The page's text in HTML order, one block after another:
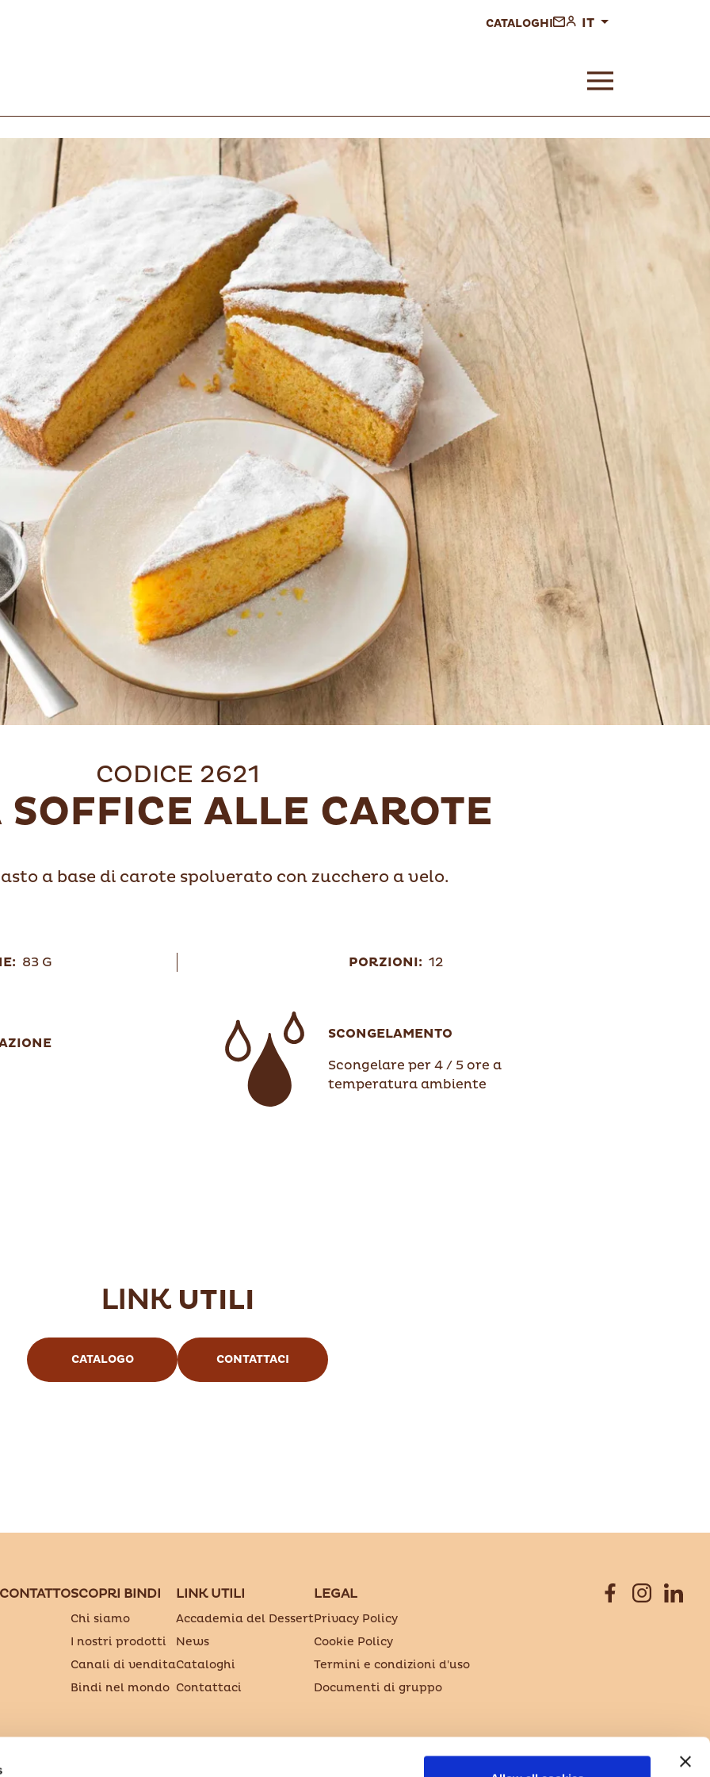
CATALOGHI IT
CODICE 2621
SOFFICE ALLE CAROTE
a base di carote spolverato con zucchero a velo.
83 G PORZIONI: 12
SCONGELAMENTO
Scongelare per 4 / 5 ore a
temperatura ambiente
LINK UTILI
CATALOGO CONTATTACI
SCOPRI BINDI
Chi siamo
I nostri prodotti
Canali di vendita
Bindi nel mondo
LINK UTILI
Accademia del Dessert
News
Cataloghi
Contattaci
LEGAL
Privacy Policy
Cookie Policy
Termini e condizioni d'uso
Documenti di gruppo
Società Benefit